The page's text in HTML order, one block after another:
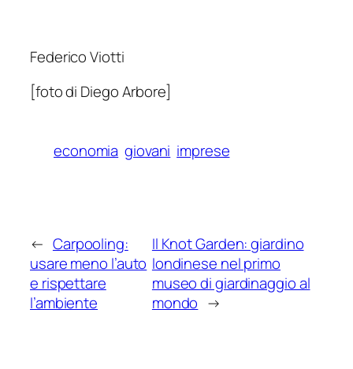
Federico Viotti
[foto di Diego Arbore]
economia giovani imprese
← Carpooling:
usare meno l’auto
e rispettare
l’ambiente
Il Knot Garden: giardino
londinese nel primo
museo di giardinaggio al
mondo →